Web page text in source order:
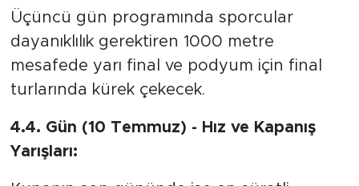
Üçüncü gün programında sporcular
dayanıklılık gerektiren 1000 metre
mesafede yarı final ve podyum için final
turlarında kürek çekecek.
4.4. Gün (10 Temmuz) - Hız ve Kapanış
Yarışları: